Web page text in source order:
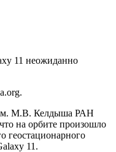
М.В. Келдыша РАН
на орбите произошло
геостационарного
11.